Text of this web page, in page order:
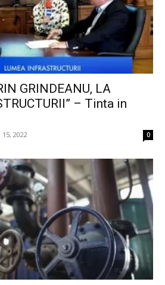
GRINDEANU, LA
– Tinta in
15, 2022 0